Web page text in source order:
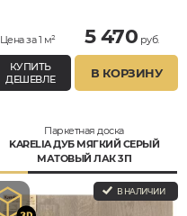
Цена за 1 м² 5 470 руб.
КУПИТЬ
ДЕШЕВЛЕ
В КОРЗИНУ
Паркетная доска
KARELIA ДУБ МЯГКИЙ СЕРЫЙ
МАТОВЫЙ ЛАК 3П
В НАЛИЧИИ